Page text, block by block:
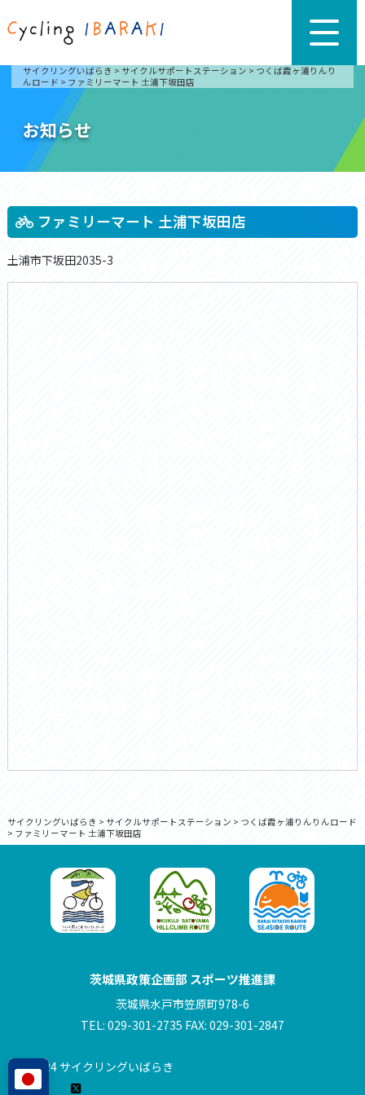
サイクリングいばらき > サイクルサポートステーション > つくば霞ヶ浦りんり
んロード > ファミリーマート 土浦下坂田店
お知らせ
ファミリーマート 土浦下坂田店
土浦市下坂田2035-3
サイクリングいばらき > サイクルサポートステーション > つくば霞ヶ浦りんりんロード
> ファミリーマート 土浦下坂田店
茨城県政策企画部 スポーツ推進課
茨城県水戸市笠原町978-6
TEL: 029-301-2735 FAX: 029-301-2847
© 2024 サイクリングいばらき